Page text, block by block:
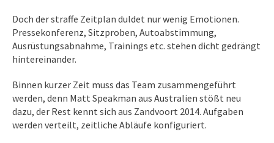
Doch der straffe Zeitplan duldet nur wenig Emotionen.
Pressekonferenz, Sitzproben, Autoabstimmung,
Ausrüstungsabnahme, Trainings etc. stehen dicht gedrängt
hintereinander.
Binnen kurzer Zeit muss das Team zusammengeführt
werden, denn Matt Speakman aus Australien stößt neu
dazu, der Rest kennt sich aus Zandvoort 2014. Aufgaben
werden verteilt, zeitliche Abläufe konfiguriert.